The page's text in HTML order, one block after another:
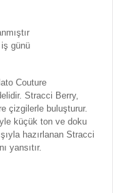
günü
Couture
Stracci Berry,
çizgilerle buluşturur.
küçük ton ve doku
hazırlanan Stracci
yansıtır.